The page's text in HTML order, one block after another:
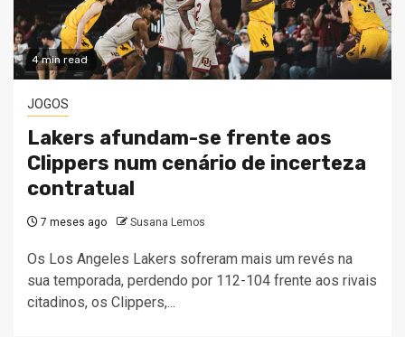
4 min read
JOGOS
Lakers afundam-se frente aos
Clippers num cenário de incerteza
contratual
7 meses ago Susana Lemos
Os Los Angeles Lakers sofreram mais um revés na
sua temporada, perdendo por 112-104 frente aos rivais
citadinos, os Clippers,...